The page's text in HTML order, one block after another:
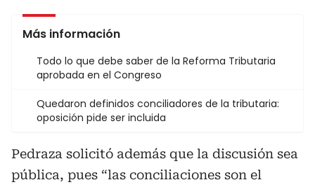
Más información
Todo lo que debe saber de la Reforma Tributaria
aprobada en el Congreso
Quedaron definidos conciliadores de la tributaria:
oposición pide ser incluida
Pedraza solicitó además que la discusión sea
pública, pues “las conciliaciones son el